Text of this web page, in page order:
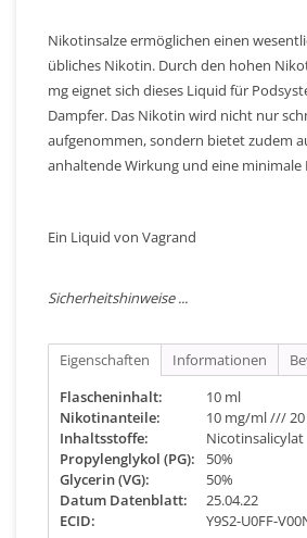
Nikotinsalze ermöglichen einen
übliches Nikotin. Durch den hohen
mg eignet sich dieses Liquid für
Dampfer. Das Nikotin wird nicht nur
aufgenommen, sondern bietet zudem
anhaltende Wirkung und eine minimale
Ein Liquid von Vagrand
Sicherheitshinweise ...
Eigenschaften Informationen
Flascheninhalt:
10 ml
Nikotinanteile:
10 mg/ml ///
Inhaltsstoffe:
Nicotinsalicylat
Propylenglykol (PG):
50%
Glycerin (VG):
50%
Datum Datenblatt:
25.04.22
ECID:
Y9S2-U0FF-